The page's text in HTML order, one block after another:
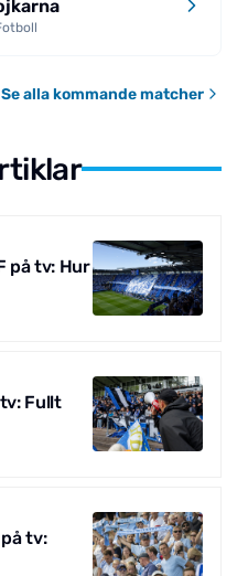
Se alla kommande matcher
på tv: Hur
Fullt
tv: